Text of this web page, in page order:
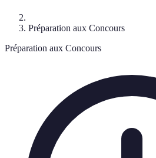
Préparation aux Concours
Préparation aux Concours